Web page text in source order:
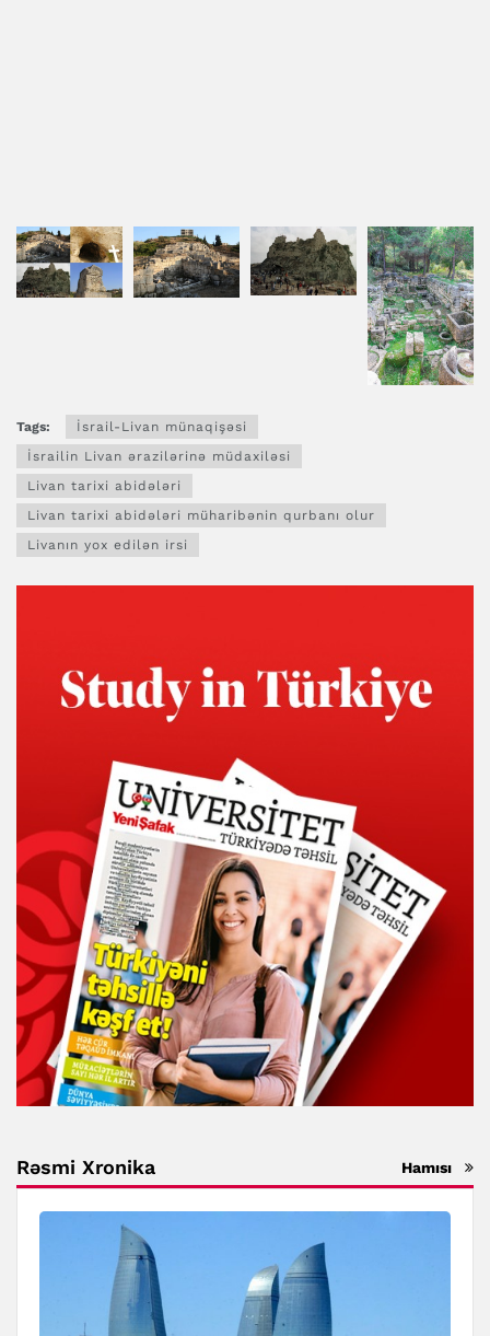
Tags:
İsrail-Livan münaqişəsi
İsrailin Livan ərazilərinə müdaxiləsi
Livan tarixi abidələri
Livan tarixi abidələri müharibənin qurbanı olur
Livanın yox edilən irsi
Rəsmi Xronika Hamısı